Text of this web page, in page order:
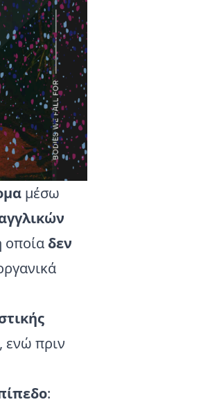
μέσω
οποία δεν
ενώ πριν
: